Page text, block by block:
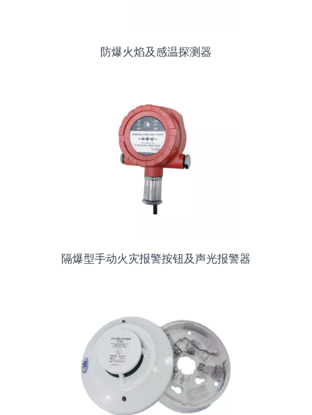
防爆火焰及感温探测器
隔爆型手动火灾报警按钮及声光报警器